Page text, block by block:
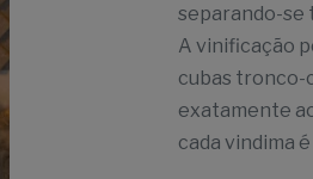
separando-se
A vinificação
cubas tronco-
exatamente
cada vindima